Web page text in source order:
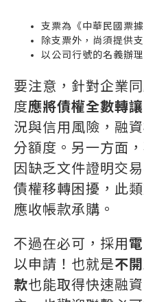
支票為《中華民國票
除支票外，尚須提供
以公司行號的名義辦
要注意，針對企業
度應將債權全數轉讓
況與信用風險，融
分額度。另一方面
因缺乏文件證明交
債權移轉困擾，此
應收帳款承購。
不過在必可，採用
以申請！也就是不
款也能取得快速融